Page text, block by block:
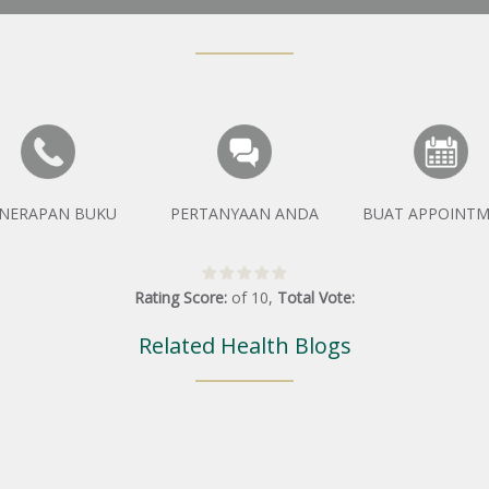
BUKU PERTANYAAN ANDA BUAT
Rating Score: of 10, Total Vote:
Related Health Blogs